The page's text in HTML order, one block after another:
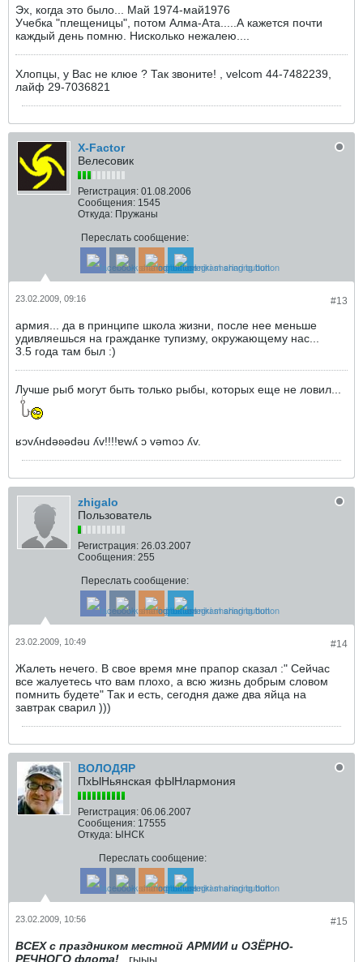
Эх, когда это было... Май 1974-май1976
Учебка "плещеницы", потом Алма-Ата.....А кажется почти
каждый день помню. Нисколько нежалею....
Хлопцы, у Вас не клюе ? Так звоните! , velcom 44-7482239,
лайф 29-7036821
X-Factor
Велесовик
Регистрация: 01.08.2006
Сообщения: 1545
Откуда: Пружаны
Переслать сообщение:
#13
23.02.2009, 09:16
армия... да в принципе школа жизни, после нее меньше
удивляешься на гражданке тупизму, окружающему нас...
3.5 года там был :)
Лучше рыб могут быть только рыбы, которых еще не ловил...
ʁɔvʎнdǝʚǝdǝu ʎv!!!!ɐwʎ ɔ vǝmоɔ ʎv.
zhigalo
Пользователь
Регистрация: 26.03.2007
Сообщения: 255
Переслать сообщение:
#14
23.02.2009, 10:49
Жалеть нечего. В свое время мне прапор сказал :" Сейчас
все жалуетесь что вам плохо, а всю жизнь добрым словом
помнить будете" Так и есть, сегодня даже два яйца на
завтрак сварил )))
ВОЛОДЯР
ПхЫНьянская фЫНлармония
Регистрация: 06.06.2007
Сообщения: 17555
Откуда: ЫНСК
Переслать сообщение:
#15
23.02.2009, 10:56
ВСЕХ с праздником местной АРМИИ и ОЗЁРНО-
РЕЧНОГО флота! ..гыыы...